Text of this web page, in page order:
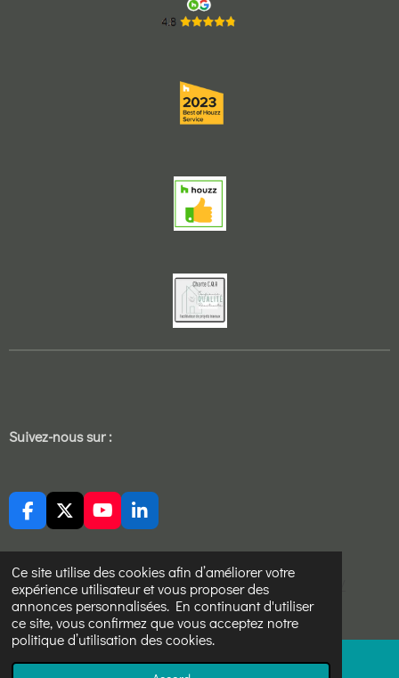
Ce site utilise des cookies afin d’améliorer votre
expérience utilisateur et vous proposer des
annonces personnalisées. En continuant d'utiliser
ce site, vous confirmez que vous acceptez notre
politique d’utilisation des cookies.
Suivez-nous sur :
F
a
c
e
b
o
o
k
X
Y
o
u
T
u
b
e
L
i
n
k
e
d
I
n
https://sites.google.com/view/ucj-aikido-cholet/accueil/
© 2022 - 2026 Sekure devis travaux